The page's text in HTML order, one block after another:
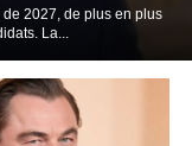
de 2027, de plus en plus
La...